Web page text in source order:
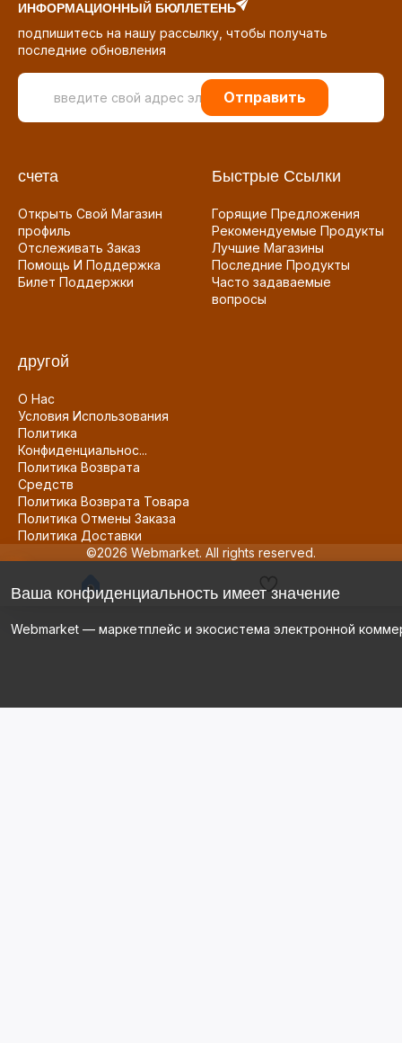
ИНФОРМАЦИОННЫЙ БЮЛЛЕТЕНЬ
подпишитесь на нашу рассылку, чтобы получать
последние обновления
Отправить
счета
Открыть Свой Магазин
профиль
Отслеживать Заказ
Помощь И Поддержка
Билет Поддержки
Быстрые Ссылки
Горящие Предложения
Рекомендуемые Продукты
Лучшие Магазины
Последние Продукты
Часто задаваемые
вопросы
другой
О Нас
Условия Использования
Политика
Конфиденциальнос...
Политика Возврата
Средств
Политика Возврата Товара
Политика Отмены Заказа
Политика Доставки
©2026 Webmarket. All rights reserved.
Ваша конфиденциальность имеет значение
Webmarket — маркетплейс и экосистема электронной